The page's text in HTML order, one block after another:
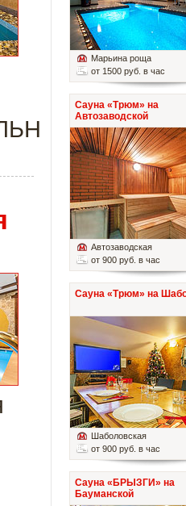
Марьина роща
от 1500 руб. в час
Сауна «Трюм» на
Автозаводской
Автозаводская
от 900 руб. в час
Сауна «Трюм» на
Шаболовская
от 900 руб. в час
Сауна «БРЫЗГИ» на
Бауманской